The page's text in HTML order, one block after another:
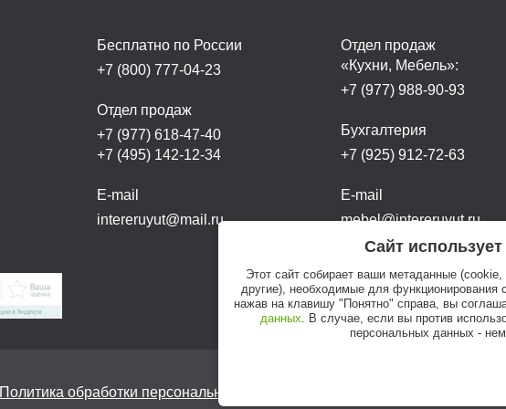
Сайт
Этот сайт собирает ваши метаданные
другие), необходимые для функционирования
нажав на клавишу "Понятно" справа, вы
данных. В случае, если вы против
персональных данных -
Бесплатно по России
+7 (800) 777-04-23
Отдел продаж
+7 (977) 618-47-40
+7 (495) 142-12-34
E-mail
intereruyut@mail.ru
Отдел продаж
«Кухни, Мебель»:
+7 (977) 988-90-93
Бухгалтерия
+7 (925) 912-72-63
E-mail
mebel@intereruyut.ru
Политика обработки персональных данных Этот